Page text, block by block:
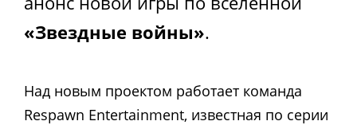
«Звездные войны».
Над новым проектом работает команда
Respawn Entertainment, известная по серии